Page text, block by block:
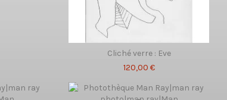
Cliché verre : Eve
120,00 €